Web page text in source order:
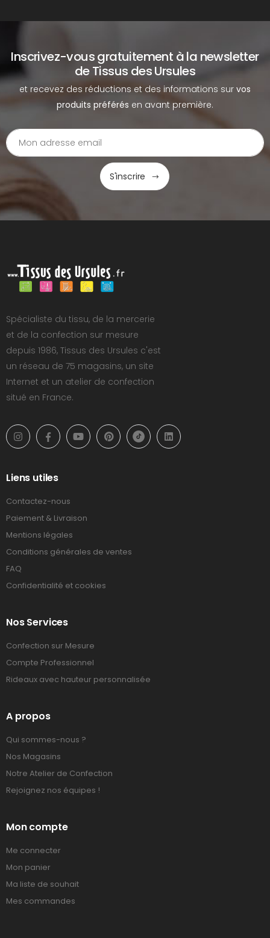
Inscrivez-vous gratuitement à la newsletter
de Tissus des Ursules
et recevez des réductions et des informations sur vos
produits préférés en avant première.
S'inscrire
Spécialiste du tissu, de la mercerie
et de la confection sur mesure
depuis 1986, Tissus des Ursules c'est
un réseau de 75 magasins, un site
Internet et un atelier de confection
situé en France.
Liens utiles
Contactez-nous
Paiement & Livraison
Mentions légales
Conditions générales de ventes
FAQ
Confidentialité et cookies
Nos Services
Confection sur Mesure
Compte Professionnel
Rideaux avec hauteur personnalisée
A propos
Qui sommes-nous ?
Nos Magasins
Notre Atelier de Confection
Rejoignez nos équipes !
Mon compte
Me connecter
Mon panier
Ma liste de souhait
Mes commandes